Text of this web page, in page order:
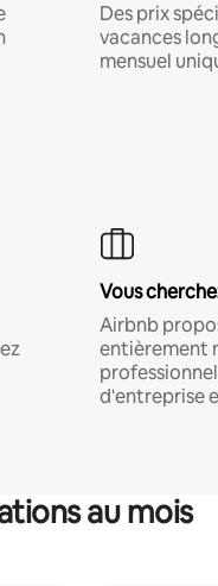
Des prix
vacances
mensuel
Vous
Airbnb
entièrement
d'entreprise
au mois